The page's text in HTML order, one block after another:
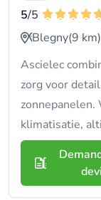
5/5
Blegny(9 km)
Ascielec
zorg voor
klimatisatie,